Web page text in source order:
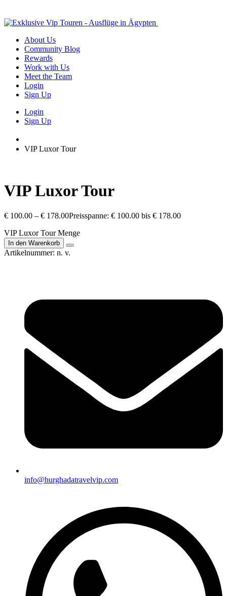
About Us
Community Blog
Rewards
Work with Us
Meet the Team
Login
Sign Up
Login
Sign Up
VIP Luxor Tour
VIP Luxor Tour
€ 100.00 – € 178.00Preisspanne: € 100.00 bis € 178.00
VIP Luxor Tour Menge
In den Warenkorb
Artikelnummer: n. v.
info@hurghadatravelvip.com